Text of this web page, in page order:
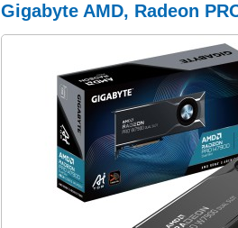
Gigabyte AMD, Radeon